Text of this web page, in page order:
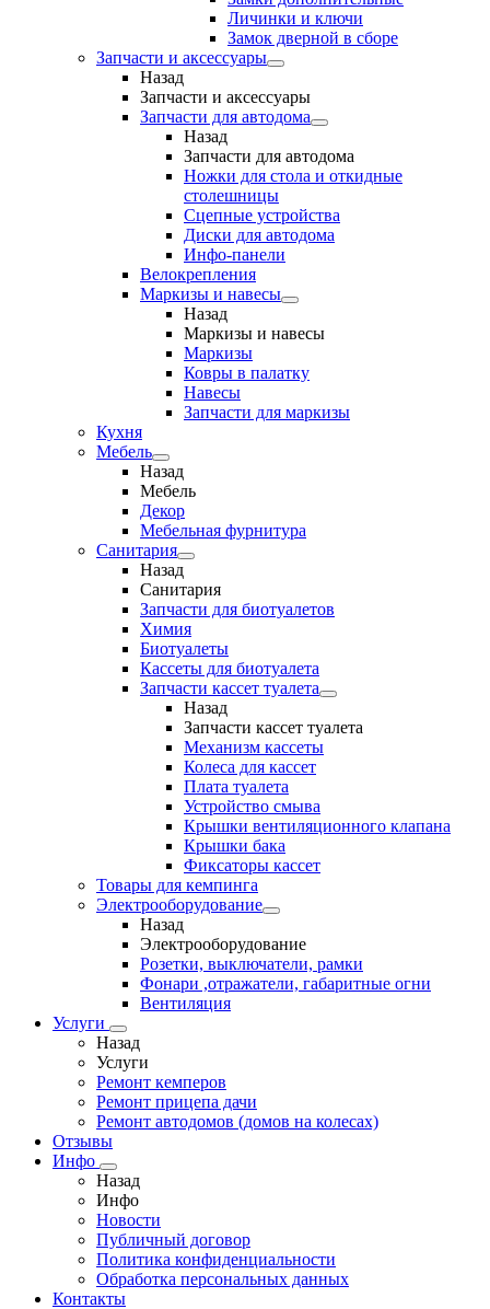
Личинки и ключи
Замок дверной в сборе
Запчасти и аксессуары
Назад
Запчасти и аксессуары
Запчасти для автодома
Назад
Запчасти для автодома
Ножки для стола и откидные
столешницы
Сцепные устройства
Диски для автодома
Инфо-панели
Велокрепления
Маркизы и навесы
Назад
Маркизы и навесы
Маркизы
Ковры в палатку
Навесы
Запчасти для маркизы
Кухня
Мебель
Назад
Мебель
Декор
Мебельная фурнитура
Санитария
Назад
Санитария
Запчасти для биотуалетов
Химия
Биотуалеты
Кассеты для биотуалета
Запчасти кассет туалета
Назад
Запчасти кассет туалета
Механизм кассеты
Колеса для кассет
Плата туалета
Устройство смыва
Крышки вентиляционного клапана
Крышки бака
Фиксаторы кассет
Товары для кемпинга
Электрооборудование
Назад
Электрооборудование
Розетки, выключатели, рамки
Фонари ,отражатели, габаритные огни
Вентиляция
Услуги
Назад
Услуги
Ремонт кемперов
Ремонт прицепа дачи
Ремонт автодомов (домов на колесах)
Отзывы
Инфо
Назад
Инфо
Новости
Публичный договор
Политика конфиденциальности
Обработка персональных данных
Контакты